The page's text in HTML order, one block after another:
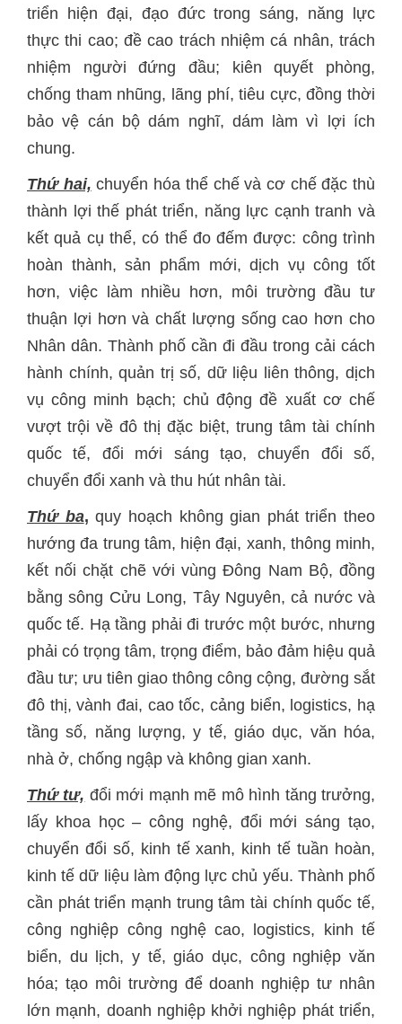
triển hiện đại, đạo đức trong sáng, năng lực
thực thi cao; đề cao trách nhiệm cá nhân, trách
nhiệm người đứng đầu; kiên quyết phòng,
chống tham nhũng, lãng phí, tiêu cực, đồng thời
bảo vệ cán bộ dám nghĩ, dám làm vì lợi ích
chung.
Thứ hai, chuyển hóa thể chế và cơ chế đặc thù
thành lợi thế phát triển, năng lực cạnh tranh và
kết quả cụ thể, có thể đo đếm được: công trình
hoàn thành, sản phẩm mới, dịch vụ công tốt
hơn, việc làm nhiều hơn, môi trường đầu tư
thuận lợi hơn và chất lượng sống cao hơn cho
Nhân dân. Thành phố cần đi đầu trong cải cách
hành chính, quản trị số, dữ liệu liên thông, dịch
vụ công minh bạch; chủ động đề xuất cơ chế
vượt trội về đô thị đặc biệt, trung tâm tài chính
quốc tế, đổi mới sáng tạo, chuyển đổi số,
chuyển đổi xanh và thu hút nhân tài.
Thứ ba, quy hoạch không gian phát triển theo
hướng đa trung tâm, hiện đại, xanh, thông minh,
kết nối chặt chẽ với vùng Đông Nam Bộ, đồng
bằng sông Cửu Long, Tây Nguyên, cả nước và
quốc tế. Hạ tầng phải đi trước một bước, nhưng
phải có trọng tâm, trọng điểm, bảo đảm hiệu quả
đầu tư; ưu tiên giao thông công cộng, đường sắt
đô thị, vành đai, cao tốc, cảng biển, logistics, hạ
tầng số, năng lượng, y tế, giáo dục, văn hóa,
nhà ở, chống ngập và không gian xanh.
Thứ tư, đổi mới mạnh mẽ mô hình tăng trưởng,
lấy khoa học – công nghệ, đổi mới sáng tạo,
chuyển đổi số, kinh tế xanh, kinh tế tuần hoàn,
kinh tế dữ liệu làm động lực chủ yếu. Thành phố
cần phát triển mạnh trung tâm tài chính quốc tế,
công nghiệp công nghệ cao, logistics, kinh tế
biển, du lịch, y tế, giáo dục, công nghiệp văn
hóa; tạo môi trường để doanh nghiệp tư nhân
lớn mạnh, doanh nghiệp khởi nghiệp phát triển,